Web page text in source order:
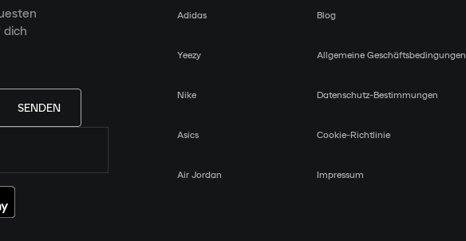
SENDEN
Adidas
Yeezy
Nike
Asics
Air Jordan
Blog
Allgemeine Geschäftsbedingungen
Datenschutz-Bestimmungen
Cookie-Richtlinie
Impressum